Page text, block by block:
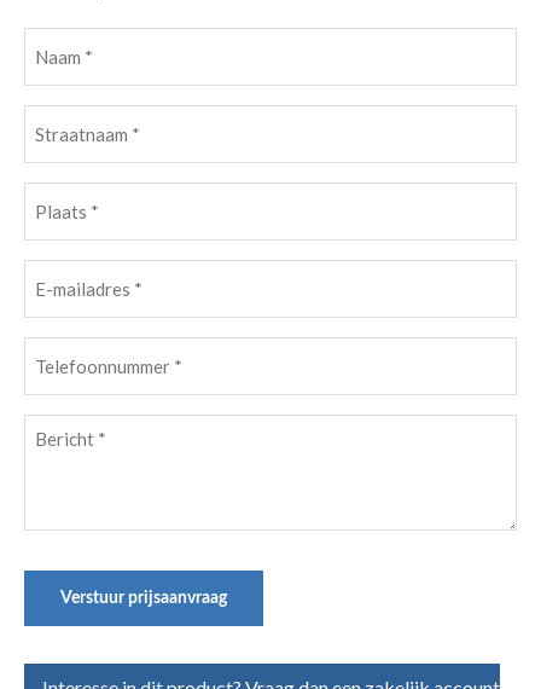
(Vereist)
(Vereist)
(Vereist)
mailadres(Vereist)
(Vereist)
Bericht (Vereist)
Verstuur prijsaanvraag